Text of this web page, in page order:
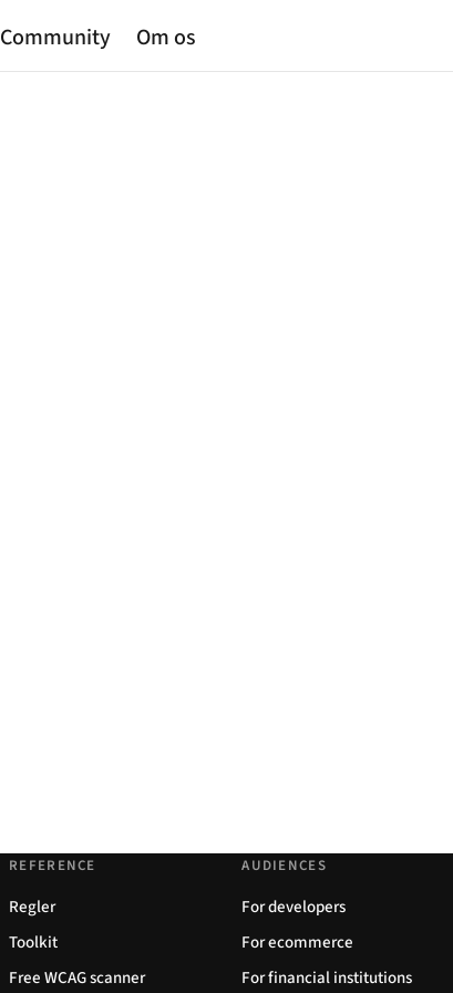
Community Om os
REFERENCE
Regler
Toolkit
Free WCAG scanner
AUDIENCES
For developers
For ecommerce
For financial institutions